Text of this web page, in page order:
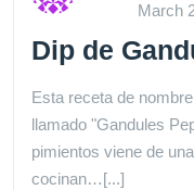
March
Dip de
Esta receta de
llamado "Gandules
pimientos viene de
cocinan…[...]